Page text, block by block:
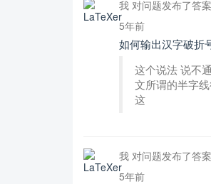
我 对问题发布了答案
5年前
如何输出汉字破折
这个说法 说不
文所谓的半字
这
我 对问题发布了答案
5年前